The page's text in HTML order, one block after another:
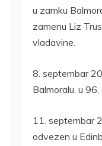
u zamku
zamenu Liz
vladavine.
8. septembar
Balmoralu, u 96.
11. septembar
odvezen u